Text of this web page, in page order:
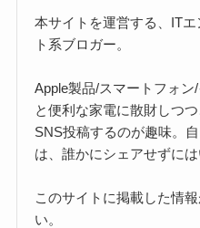
本サイトを運営する、IT
ト系ブロガー。
Apple製品/スマートフォ
と便利な家電に散財しつ
SNS投稿するのが趣味。
は、誰かにシェアせずには
このサイトに掲載した情
い。